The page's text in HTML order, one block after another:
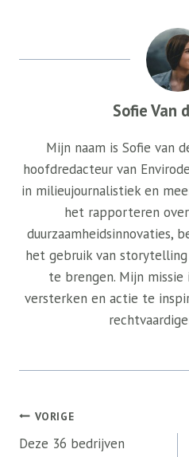
Sofie Van
Mijn naam is Sofie van
hoofdredacteur van
in milieujournalistiek en
het rapporteren
duurzaamheidsinnovaties,
het gebruik van
te brengen. Mijn
versterken en actie te
Bericht
navigatie
VORIGE
Deze 36 bedrijven